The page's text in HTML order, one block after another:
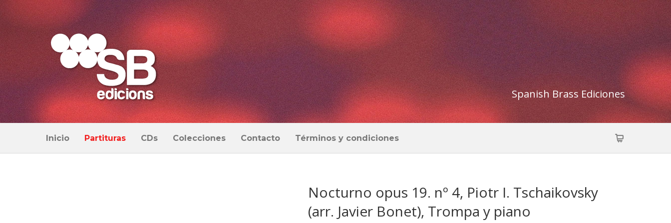
Spanish Brass Ediciones
Inicio Partituras CDs Colecciones Contacto Términos y condiciones
Nocturno opus 19. nº 4, Piotr I. Tschaikovsky
(arr. Javier Bonet), Trompa y piano